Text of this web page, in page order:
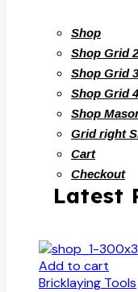
Shop
Shop Grid
Shop Grid
Shop Grid
Shop
Grid right
Cart
Checkout
Latest
Add to cart
Bricklaying Tools